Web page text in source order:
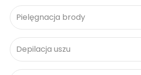
Pielęgnacja brody
Depilacja uszu